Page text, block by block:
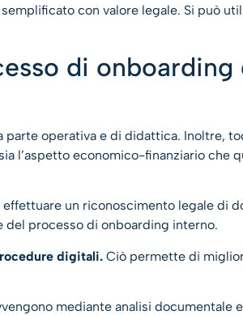
con valore legale. Si può
di
operativa e di didattica. Inoltre,
l’aspetto economico-finanziario che
un riconoscimento legale di
processo di onboarding interno.
digitali. Ciò permette di
mediante analisi documentale e